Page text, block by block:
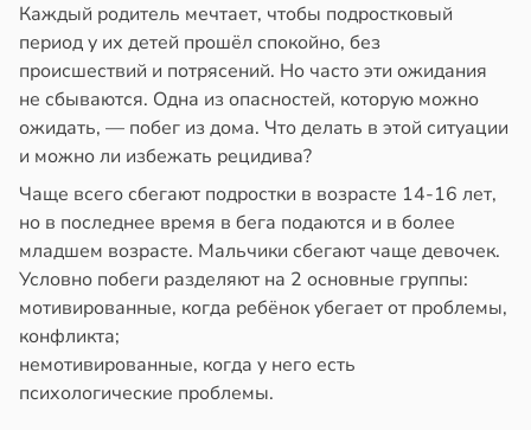
в20:45
Каждый родитель мечтает, чтобы подростковый
период у их детей прошёл спокойно, без
происшествий и потрясений. Но часто эти ожидания
не сбываются. Одна из опасностей, которую можно
ожидать, — побег из дома. Что делать в этой ситуации
и можно ли избежать рецидива?
Чаще всего сбегают подростки в возрасте 14-16 лет,
но в последнее время в бега подаются и в более
младшем возрасте. Мальчики сбегают чаще девочек.
Условно побеги разделяют на 2 основные группы:
мотивированные, когда ребёнок убегает от проблемы,
конфликта;
немотивированные, когда у него есть
психологические проблемы.
19:27